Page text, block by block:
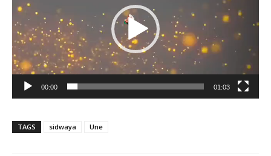
00:00 01:03
TAGS sidwaya Une